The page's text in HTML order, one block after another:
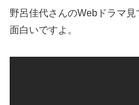
野呂佳代さんのWebドラマ見
面白いですよ。